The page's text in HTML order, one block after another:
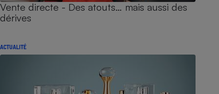
Vente directe - Des atouts… mais aussi des
dérives
ACTUALITÉ